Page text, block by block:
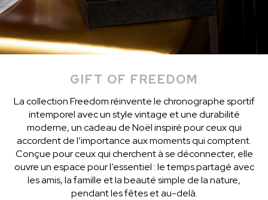
GIFT OF FREEDOM
La collection Freedom réinvente le chronographe sportif
intemporel avec un style vintage et une durabilité
moderne, un cadeau de Noël inspiré pour ceux qui
accordent de l’importance aux moments qui comptent.
Conçue pour ceux qui cherchent à se déconnecter, elle
ouvre un espace pour l’essentiel : le temps partagé avec
les amis, la famille et la beauté simple de la nature,
pendant les fêtes et au-delà.